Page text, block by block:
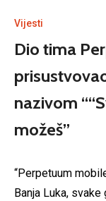
Vijesti
Dio tima
nazivom
možeš”
“Perpetuum
Banja Luka,